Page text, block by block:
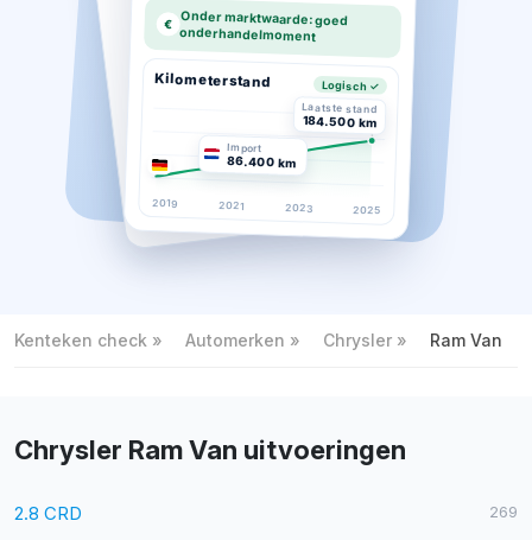
€ Onder marktwaarde: goed
onderhandelmoment
Kilometerstand Logisch ✓
Laatste stand
184.500 km
Import
86.400 km
2019 2021 2023 2025
Kenteken check Automerken Chrysler Ram Van
Chrysler Ram Van uitvoeringen
2.8 CRD 269